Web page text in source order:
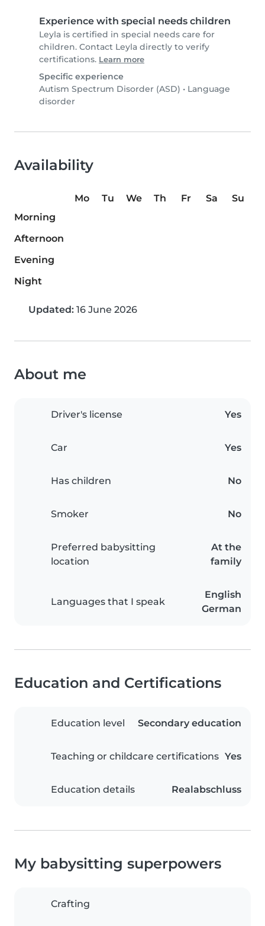
Experience with special needs children
Leyla is certified in special needs care for
children. Contact Leyla directly to verify
certifications. Learn more
Specific experience
Autism Spectrum Disorder (ASD) • Language
disorder
Availability
Mo Tu We Th Fr Sa
Su
Morning
Afternoon
Evening
Night
Updated: 16 June 2026
About me
Driver's license Yes
Car Yes
Has children No
Smoker No
Preferred babysitting
location
At the
family
Languages that I speak
English
German
Education and Certifications
Education level Secondary education
Teaching or childcare certifications Yes
Education details Realabschluss
My babysitting superpowers
Crafting